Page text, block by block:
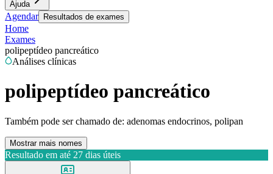
Ajuda
Agendar Resultados de exames
Home
Exames
polipeptídeo pancreático
Análises clínicas
polipeptídeo pancreático
Também pode ser chamado de: adenomas endocrinos, polipan
Mostrar mais nomes
Resultado em até 27 dias úteis